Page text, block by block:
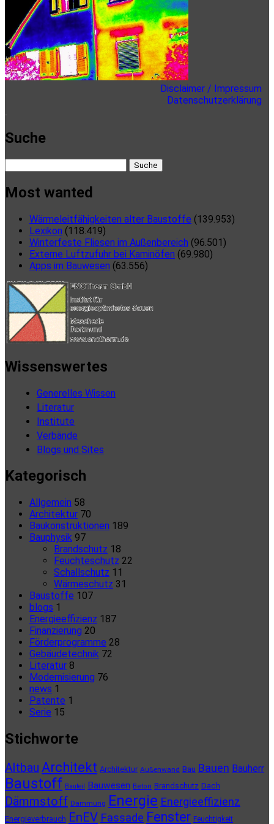
Disclaimer / Impressum
Datenschutzerklärung
Suche
Most wanted
Wärmeleitfähigkeiten alter Baustoffe (139.953)
Lexikon (118.419)
Winterfeste Fliesen im Außenbereich (96.501)
Externe Luftzufuhr bei Kaminöfen (69.980)
Apps im Bauwesen (63.556)
Wissenswertes
Generelles Wissen
Literatur
Institute
Verbände
Blogs und Sites
Kategorisch
Allgemein 58
Architektur 70
Baukonstruktionen 189
Bauphysik 97
Brandschutz 18
Feuchteschutz 22
Schallschutz 11
Wärmeschutz 31
Baustoffe 107
blogs 1
Energieeffizienz 187
Finanzierung 20
Förderprogramme 28
Gebäudetechnik 72
Literatur 8
Modernisierung 76
news 1
Patente 1
Serie 15
Stichworte
Altbau Architekt Architektur Außenwand Bau Bauen Bauherr
Baustoff Bauteil Bauwesen Beton Brandschutz Dach
Dämmstoff Dämmung Energie Energieeffizienz
Energieverbrauch EnEV Fassade Fenster Feuchtigkeit